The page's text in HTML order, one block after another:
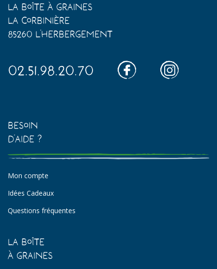
La Boîte à Graines
La Corbinière
85260 L'Herbergement
02.51.98.20.70
Besoin
d'aide ?
Mon compte
Idées Cadeaux
Questions fréquentes
La Boîte
à Graines